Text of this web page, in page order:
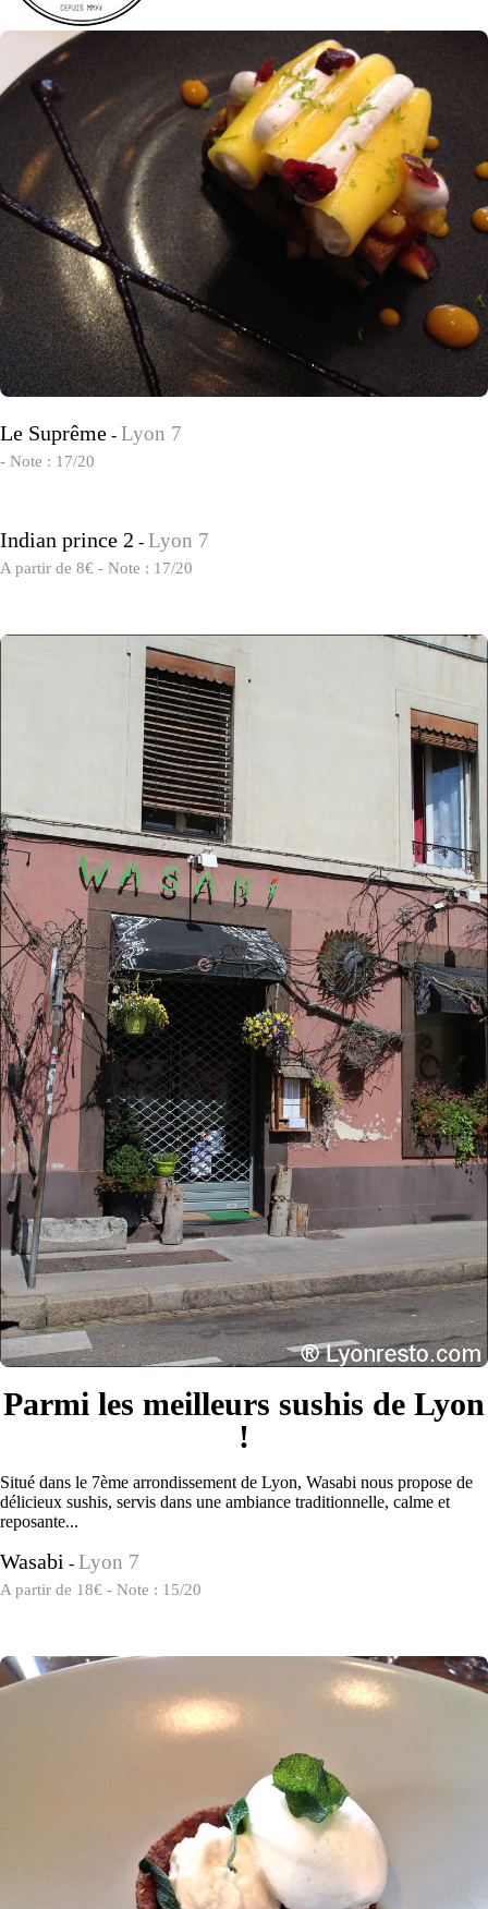
Le Suprême - Lyon 7
- Note : 17/20
Indian prince 2 - Lyon 7
A partir de 8€ - Note : 17/20
Parmi les meilleurs sushis de Lyon
!
Situé dans le 7ème arrondissement de Lyon, Wasabi nous propose de
délicieux sushis, servis dans une ambiance traditionnelle, calme et
reposante...
Wasabi - Lyon 7
A partir de 18€ - Note : 15/20